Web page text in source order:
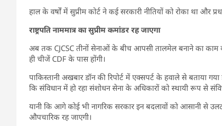
हाल के वर्षों में सुप्रीम कोर्ट ने कई सरकारी नीतियों को रोका था और
राष्ट्रपति​ नाममात्र का सुप्रीम कमांडर रह जाएगा
अब तक CJCSC तीनों सेनाओं के बीच आपसी तालमेल बनाने का
ही चीजें CDF के पास होंगी।
पाकिस्तानी अखबार डॉन की रिपोर्ट में एक्सपर्ट के हवाले से बताया
कि संविधान में हो रहा संशोधन सेना के अधिकारों को स्थायी रूप से
यानी कि आगे कोई भी नागरिक सरकार इन बदलावों को आसानी से उलट
औपचारिक रह जाएगी।